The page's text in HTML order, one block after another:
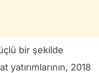
bir şekilde
2018